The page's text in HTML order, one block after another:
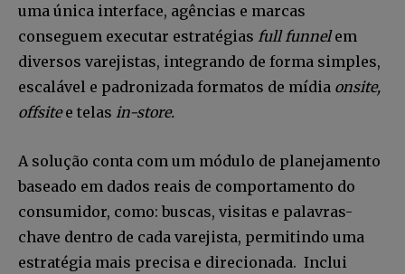
uma única interface, agências e marcas
conseguem executar estratégias full funnelem
diversos varejistas, integrando de forma simples,
escalável e padronizada formatos de mídia onsite,
offsitee telas in-store.
A solução conta com um módulo de planejamento
baseado em dados reais de comportamento do
consumidor, como: buscas, visitas e palavras-
chave dentro de cada varejista, permitindo uma
estratégia mais precisa e direcionada. Inclui